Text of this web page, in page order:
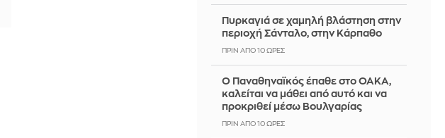
Πυρκαγιά σε χαμηλή βλάστηση στην
περιοχή Σάνταλο, στην Κάρπαθο
ΠΡΙΝ ΑΠΌ 10 ΏΡΕΣ
Ο Παναθηναϊκός έπαθε στο ΟΑΚΑ,
καλείται να μάθει από αυτό και να
προκριθεί μέσω Βουλγαρίας
ΠΡΙΝ ΑΠΌ 10 ΏΡΕΣ